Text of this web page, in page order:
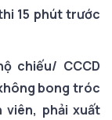
15 phút trước
chiếu/ CCCD
bong tróc
phải xuất